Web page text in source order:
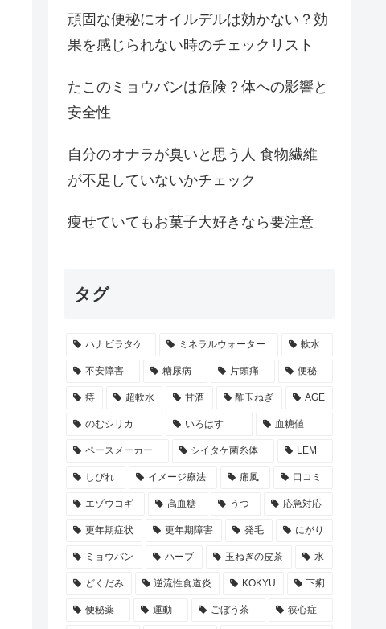
頑固な便秘にオイルデルは効かない？効
果を感じられない時のチェックリスト
たこのミョウバンは危険？体への影響と
安全性
自分のオナラが臭いと思う人 食物繊維
が不足していないかチェック
痩せていてもお菓子大好きなら要注意
タグ
ハナビラタケ ミネラルウォーター 軟水
不安障害 糖尿病 片頭痛 便秘
痔 超軟水 甘酒 酢玉ねぎ AGE
のむシリカ いろはす 血糖値
ペースメーカー シイタケ菌糸体 LEM
しびれ イメージ療法 痛風 口コミ
エゾウコギ 高血糖 うつ 応急対応
更年期症状 更年期障害 発毛 にがり
ミョウバン ハーブ 玉ねぎの皮茶 水
どくだみ 逆流性食道炎 KOKYU 下痢
便秘薬 運動 ごぼう茶 狭心症